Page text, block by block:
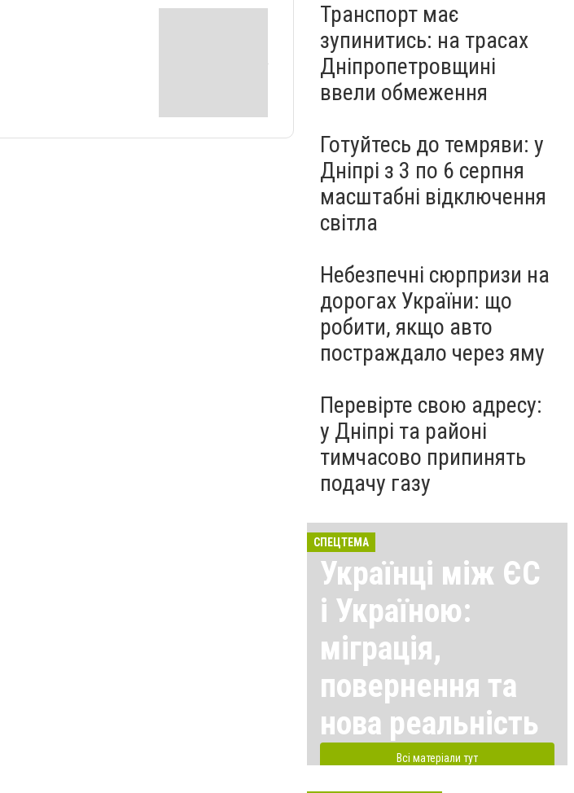
Транспорт має
зупинитись: на трасах
Дніпропетровщині
ввели обмеження
Готуйтесь до темряви: у
Дніпрі з 3 по 6 серпня
масштабні відключення
світла
Небезпечні сюрпризи на
дорогах України: що
робити, якщо авто
постраждало через яму
Перевірте свою адресу:
у Дніпрі та районі
тимчасово припинять
подачу газу
СПЕЦТЕМА
Українці між ЄС
і Україною:
міграція,
повернення та
нова реальність
Всі матеріали тут